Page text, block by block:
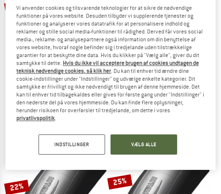
35%
SCHWALBE
28'' Schlauch 28/47-622/635 SV 17
Cykelslange
8,90 €fra 5,79 €
35%
SCHWALBE
20'' Inner Tube No. 7 AP Air Plus 40/
Cykelslange
12,95 €8,42 €
22% 25%
Vi anvender cookies og tilsvarende teknologier for at sikre de nødvendige
funktioner på vores website. Desuden tilbyder vi supplerende tjenester og
funktioner og analyserer vores datatrafik for at personalisere indhold og
reklamer og stille social media-funktioner til rådighed. Derved får vores social
media-, reklame- og analysepartnere også information om din benyttelse af
vores website, hvoraf nogle befinder sig i tredjelande uden tilstrækkelige
garantier for at beskytte dine data. Hvis du klikker på "Vælg alle", giver du dit
samtykke til dette. Hvis du ikke vil acceptere brugen af cookies undtagen de
teknisk nødvendige cookies, så klik her. Du kan til enhver tid ændre dine
cookie-indstillinger under "Indstillinger" og udvælge enkelte kategorier. Dit
samtykke er frivilligt og ikke nødvendigt til brugen af denne hjemmeside. Det
kan til enhver tid tilbagekaldes eller gives for første gang under "Indstillinger" i
den nederste del på vores hjemmeside. Du kan finde flere oplysninger,
herunder risikoen for overførsler til tredjelande, om dette i vores
privatlivspolitik.
INDSTILLINGER VÆLG ALLE